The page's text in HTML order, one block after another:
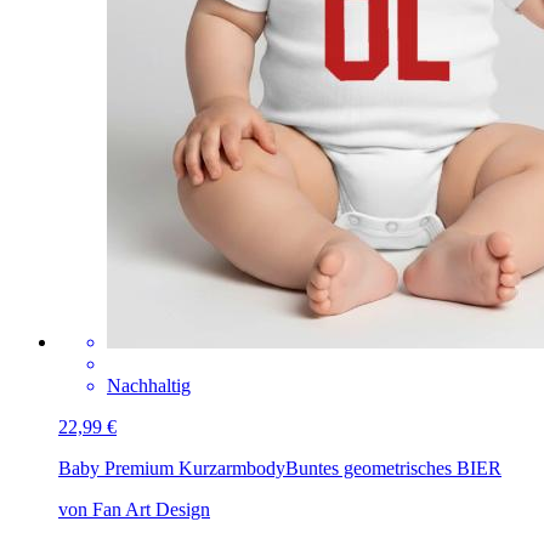
Nachhaltig
22,99 €
Baby Premium KurzarmbodyBuntes geometrisches BIER
von Fan Art Design